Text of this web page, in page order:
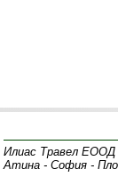
Илиас Травел ЕООД
Атина - София -